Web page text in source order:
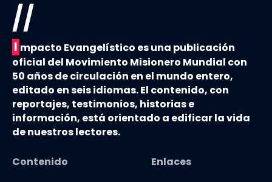
//
I mpacto Evangelístico es una publicación
oficial del Movimiento Misionero Mundial con
50 años de circulación en el mundo entero,
editado en seis idiomas. El contenido, con
reportajes, testimonios, historias e
información, está orientado a edificar la vida
de nuestros lectores.
Contenido Enlaces